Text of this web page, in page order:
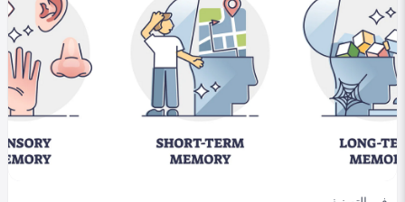
في التصنيف
العلوم والتكنولوجيا
النوم: ما الذي يحدث في دماغك وأنت نائم؟
menerva melad